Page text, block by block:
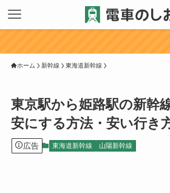
ホーム 新幹線 東海道新幹線
東京駅から姫路駅の新幹
安にする方法・安い行き
広告 東海道新幹線 山陽新幹線